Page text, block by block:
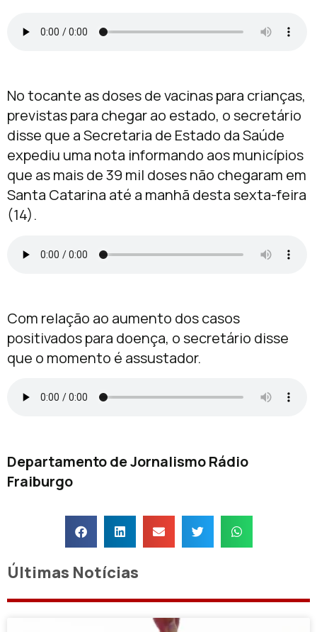
No tocante as doses de vacinas para crianças,
previstas para chegar ao estado, o secretário
disse que a Secretaria de Estado da Saúde
expediu uma nota informando aos municípios
que as mais de 39 mil doses não chegaram em
Santa Catarina até a manhã desta sexta-feira
(14).
Com relação ao aumento dos casos
positivados para doença, o secretário disse
que o momento é assustador.
Departamento de Jornalismo Rádio
Fraiburgo
Últimas Notícias